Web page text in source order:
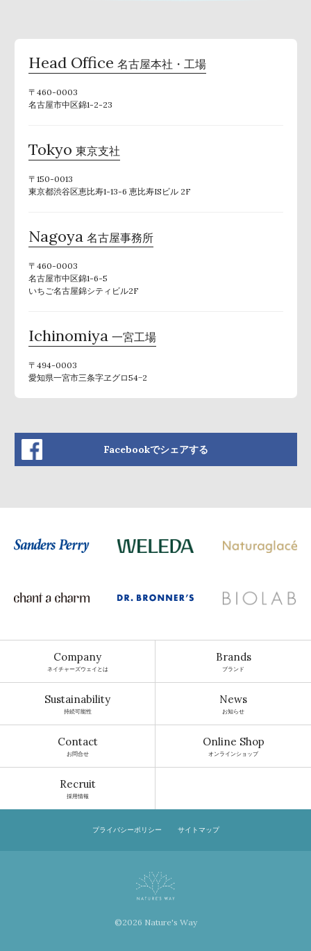
Head Office 名古屋本社・工場
〒460-0003
名古屋市中区錦1-2-23
Tokyo 東京支社
〒150-0013
東京都渋谷区恵比寿1-13-6 恵比寿ISビル 2F
Nagoya 名古屋事務所
〒460-0003
名古屋市中区錦1-6-5
いちご名古屋錦シティビル2F
Ichinomiya 一宮工場
〒494-0003
愛知県一宮市三条字ヱグロ54−2
Facebookでシェアする
Company
ネイチャーズウェイとは
Brands
ブランド
Sustainability
持続可能性
News
お知らせ
Contact
お問合せ
Online Shop
オンラインショップ
Recruit
採用情報
プライバシーポリシー サイトマップ
©2026 Nature's Way